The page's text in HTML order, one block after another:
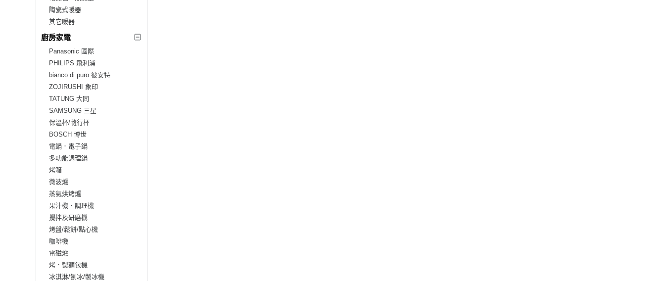
陶瓷式暖器
其它暖器
廚房家電
Panasonic 國際
PHILIPS 飛利浦
bianco di puro 彼安特
ZOJIRUSHI 象印
TATUNG 大同
SAMSUNG 三星
保溫杯/隨行杯
BOSCH 博世
電鍋．電子鍋
多功能調理鍋
烤箱
微波爐
蒸氣烘烤爐
果汁機．調理機
攪拌及研磨機
烤盤/鬆餅/點心機
咖啡機
電磁爐
烤．製麵包機
冰淇淋/刨冰/製冰機